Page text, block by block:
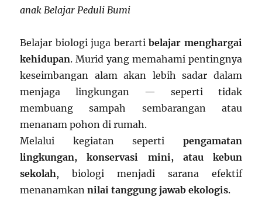
anak Belajar Peduli Bumi
Belajar biologi juga berartibelajar menghargai
kehidupan. Murid yang memahami pentingnya
keseimbangan alam akan lebih sadar dalam
menjaga lingkungan — seperti tidak
membuang sampah sembarangan atau
menanam pohon di rumah.
Melalui kegiatan seperti pengamatan
lingkungan, konservasi mini, atau kebun
sekolah, biologi menjadi sarana efektif
menanamkannilai tanggung jawab ekologis.